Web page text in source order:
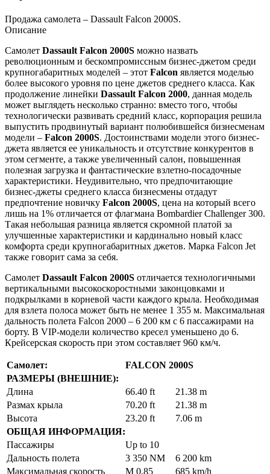
Продажа самолета – Dassault Falcon 2000S.
Описание
Самолет Dassault Falcon 2000S можно назвать
революционным и бескомпромиссным бизнес-джетом среди
крупногабаритных моделей – этот Falcon является моделью
более высокого уровня по цене джетов среднего класса. Как
продолжение линейки Dassault Falcon 2000, данная модель
может выглядеть несколько странно: вместо того, чтобы
технологически развивать средний класс, корпорация решила
выпустить продвинутый вариант полюбившейся бизнесменам
модели – Falcon 2000S. Достоинствами модели этого бизнес-
джета является ее уникальность и отсутствие конкурентов в
этом сегменте, а также увеличенный салон, повышенная
полезная загрузка и фантастические взлетно-посадочные
характеристики. Неудивительно, что предпочитающие
бизнес-джеты среднего класса бизнесмены отдадут
предпочтение новичку Falcon 2000S, цена на который всего
лишь на 1% отличается от флагмана Bombardier Challenger 300.
Такая небольшая разница является скромной платой за
улучшенные характеристики и кардинально новый класс
комфорта среди крупногабаритных джетов. Марка Falcon Jet
также говорит сама за себя.
Самолет Dassault Falcon 2000S отличается технологичными
вертикальными высокоскоростными законцовками и
подкрылками в корневой части каждого крыла. Необходимая
для взлета полоса может быть не менее 1 355 м. Максимальная
дальность полета Falcon 2000 – 6 200 км с 6 пассажирами на
борту. В VIP-модели количество кресел уменьшено до 6.
Крейсерская скорость при этом составляет 960 км/ч.
Самолет:
FALCON 2000S
РАЗМЕРЫ (ВНЕШНИЕ):
Длина
66.40 ft
21.38 m
Размах крыла
70.20 ft
21.38 m
Высота
23.20 ft
7.06 m
ОБЩАЯ ИНФОРМАЦИЯ:
Пассажиры
Up to 10
Дальность полета
3 350 NM
6 200 km
Максимальная скорость
M 0.85 685 km/h